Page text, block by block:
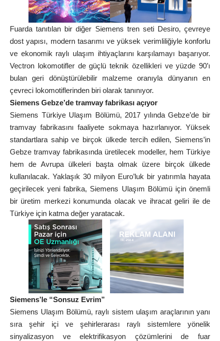
Fuarda tanıtılan bir diğer Siemens tren seti Desiro, çevreye
dost yapısı, modern tasarımı ve yüksek verimliliğiyle konforlu
ve ekonomik raylı ulaşım ihtiyaçlarını karşılamayı başarıyor.
Vectron lokomotifler de güçlü teknik özellikleri ve yüzde 90’ı
bulan geri dönüştürülebilir malzeme oranıyla dünyanın en
çevreci lokomotiflerinden biri olarak tanınıyor.
Siemens Gebze’de tramvay fabrikası açıyor
Siemens Türkiye Ulaşım Bölümü, 2017 yılında Gebze’de bir
tramvay fabrikasını faaliyete sokmaya hazırlanıyor. Yüksek
standartlara sahip ve birçok ülkede tercih edilen, Siemens’in
Gebze tramvay fabrikasında üretilecek modeller, hem Türkiye
hem de Avrupa ülkeleri başta olmak üzere birçok ülkede
kullanılacak. Yaklaşık 30 milyon Euro’luk bir yatırımla hayata
geçirilecek yeni fabrika, Siemens Ulaşım Bölümü için önemli
bir üretim merkezi konumunda olacak ve ihracat geliri ile de
Türkiye için katma değer yaratacak.
Siemens’le “Sonsuz Evrim”
Siemens Ulaşım Bölümü, raylı sistem ulaşım araçlarının yanı
sıra şehir içi ve şehirlerarası raylı sistemlere yönelik
sinyalizasyon ve elektrifikasyon çözümlerini de fuar